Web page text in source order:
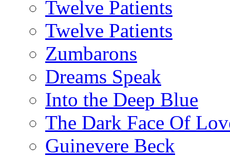
Twelve Patients
Twelve Patients
Zumbarons
Dreams Speak
Into the Deep Blue
The Dark Face Of
Guinevere Beck